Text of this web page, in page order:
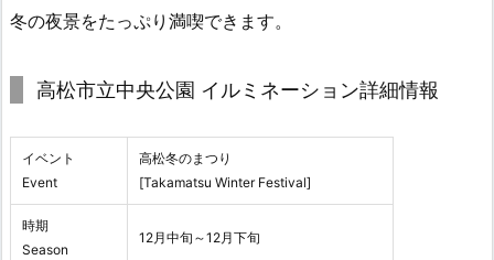
冬の夜景をたっぷり満喫できます。
高松市立中央公園 イルミネーション詳細情報
イベント
Event
高松冬のまつり
[Takamatsu Winter Festival]
時期
Season
12月中旬～12月下旬